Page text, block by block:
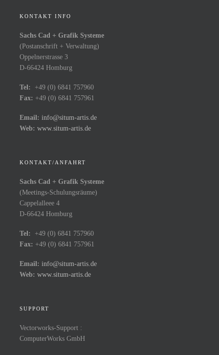
KONTAKT INFO
Sachs Cad + Grafik Systeme
(Postanschrift + Verwaltung)
Oppelnerstrasse 3
D-66424 Homburg
Tel:
+49 (0) 6841 757960
Fax: +49 (0) 6841 757961
Email: info@situm-artis.de
Web: www.situm-artis.de
KONTAKT/ANFAHRT
Sachs Cad + Grafik Systeme
(Meetings-Schulungsräume)
Cappelalleee 4
D-66424 Homburg
Tel:
+49 (0) 6841 757960
Fax: +49 (0) 6841 757961
Email: info@situm-artis.de
Web: www.situm-artis.de
SUPPORT
Vectorworks-Support :
ComputerWorks GmbH